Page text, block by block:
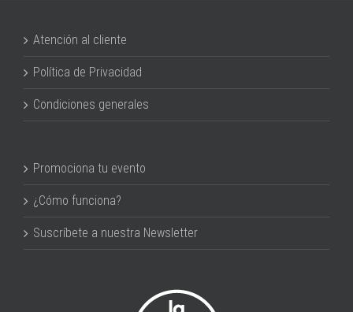
Atención al cliente
Política de Privacidad
Condiciones generales
Promociona tu evento
¿Cómo funciona?
Suscríbete a nuestra Newsletter